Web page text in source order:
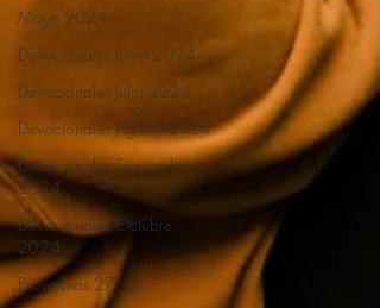
Mayo 2024
Devocionales Junio 2024
Devocionales Julio 2024
Devocionales Agosto 2024
Devocionales Septiembre
2024
Devocionales Octubre
2024
Proverbios 27